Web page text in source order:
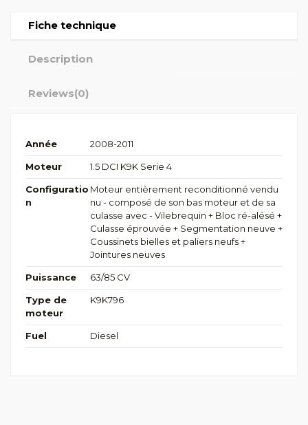
Fiche technique
Description
Reviews(0)
Année 2008-2011
Moteur 1.5 DCI K9K Serie 4
Configuratio
n
Moteur entièrement reconditionné vendu
nu - composé de son bas moteur et de sa
culasse avec - Vilebrequin + Bloc ré-alésé +
Culasse éprouvée + Segmentation neuve +
Coussinets bielles et paliers neufs +
Jointures neuves
Puissance 63/85 CV
Type de
moteur
K9K796
Fuel Diesel